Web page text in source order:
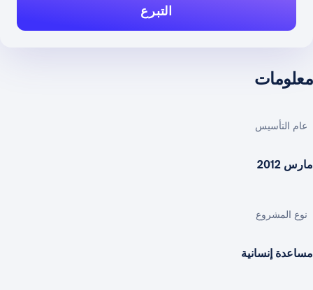
معلومات
عام التأسيس
مارس 2012
نوع المشروع
مساعدة إنسانية
التبرع